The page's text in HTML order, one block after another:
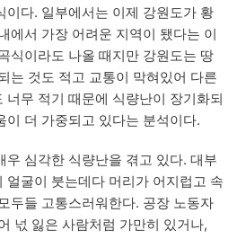
이다. 일부에서는 이제 강원도가 황
에서 가장 어려운 지역이 됐다는 이
식이라도 나올 때지만 강원도는 땅
는 것도 적고 교통이 막혀있어 다른
너무 적기 때문에 식량난이 장기화되
이 더 가중되고 있다는 분석이다.
우 심각한 식량난을 겪고 있다. 대부
얼굴이 붓는데다 머리가 어지럽고 속
두들 고통스러워한다. 공장 노동자
넋 잃은 사람처럼 가만히 있거나,